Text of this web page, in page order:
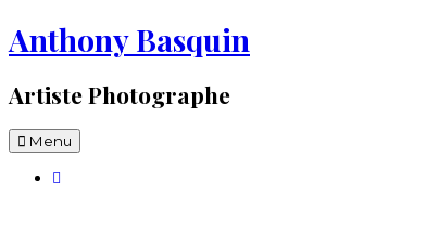
Anthony Basquin
Artiste Photographe
Menu